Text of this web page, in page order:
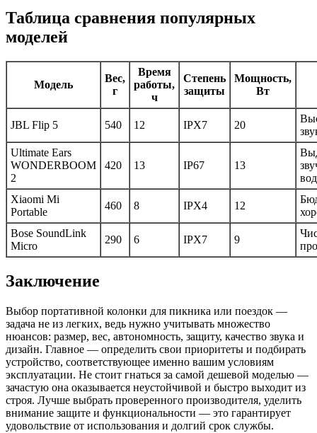
Таблица сравнения популярных
моделей
Модель
Вес,
г
Время
работы,
ч
Степень
защиты
Мощность,
Вт
JBL Flip 5 540 12 IPX7 20
Ultimate Ears
WONDERBOOM
2
420 13 IP67 13
Xiaomi Mi
Portable
460 8 IPX4 12
Bose SoundLink
Micro
290 6 IPX7 9
Заключение
Выбор портативной колонки для пикника или поездок —
задача не из легких, ведь нужно учитывать множество
нюансов: размер, вес, автономность, защиту, качество звука и
дизайн. Главное — определить свои приоритеты и подбирать
устройство, соответствующее именно вашим условиям
эксплуатации. Не стоит гнаться за самой дешевой моделью —
зачастую она оказывается неустойчивой и быстро выходит из
строя. Лучше выбрать проверенного производителя, уделить
внимание защите и функциональности — это гарантирует
удовольствие от использования и долгий срок службы.